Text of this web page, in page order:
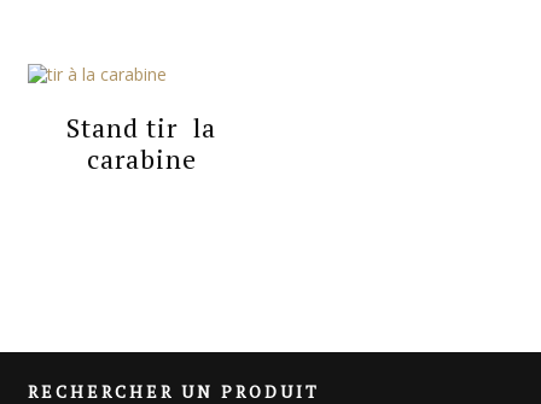
Stand tir  la
carabine
RECHERCHER UN PRODUIT